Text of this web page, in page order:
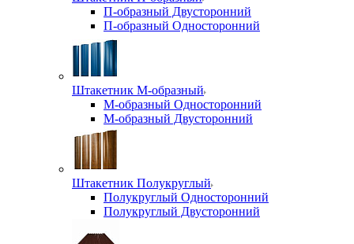
П-образный Двусторонний
П-образный Односторонний
Штакетник М-образный
М-образный Односторонний
М-образный Двусторонний
Штакетник Полукруглый
Полукруглый Односторонний
Полукруглый Двусторонний